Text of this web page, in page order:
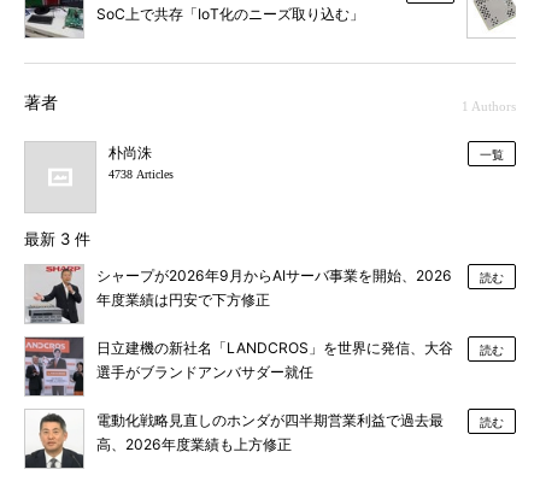
SoC上で共存「IoT化のニーズ取り込む」
著者 1 Authors
朴尚洙
4738 Articles
一覧
最新 3 件
シャープが2026年9月からAIサーバ事業を開始、2026
年度業績は円安で下方修正
読む
日立建機の新社名「LANDCROS」を世界に発信、大谷
選手がブランドアンバサダー就任
読む
電動化戦略見直しのホンダが四半期営業利益で過去最
高、2026年度業績も上方修正
読む